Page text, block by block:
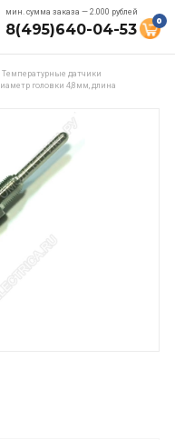
мин. сумма заказа — 2.000 рублей
8(495)640-04-53 0
Температурные датчики
головки 4,8мм, длина